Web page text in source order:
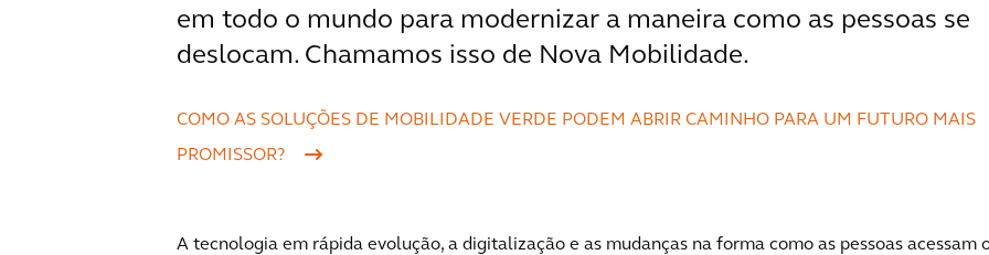
em todo o mundo para modernizar a maneira como as pessoas se
deslocam. Chamamos isso de Nova Mobilidade.
COMO AS SOLUÇÕES DE MOBILIDADE VERDE PODEM ABRIR CAMINHO PARA UM FUTURO MAIS
PROMISSOR?
A tecnologia em rápida evolução, a digitalização e as mudanças na forma como as pessoas acessam